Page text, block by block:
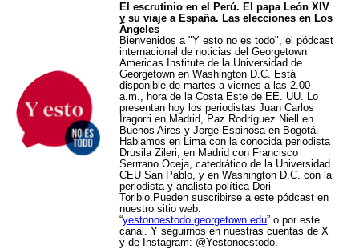
El escrutinio en el Perú. El papa León XIV
y su viaje a España. Las elecciones en Los
Ángeles
Bienvenidos a "Y esto no es todo", el pódcast
internacional de noticias del Georgetown
Americas Institute de la Universidad de
Georgetown en Washington D.C. Está
disponible de martes a viernes a las 2.00
a.m., hora de la Costa Este de EE. UU. Lo
presentan hoy los periodistas Juan Carlos
Iragorri en Madrid, Paz Rodríguez Niell en
Buenos Aires y Jorge Espinosa en Bogotá.
Hablamos en Lima con la conocida periodista
Drusila Zileri; en Madrid con Francisco
Serrrano Oceja, catedrático de la Universidad
CEU San Pablo, y en Washington D.C. con la
periodista y analista política Dori
Toribio.Pueden suscribirse a este pódcast en
nuestro sitio web:
“yestonoestodo.georgetown.edu” o por este
canal. Y seguirnos en nuestras cuentas de X
y de Instagram: @Yestonoestodo.